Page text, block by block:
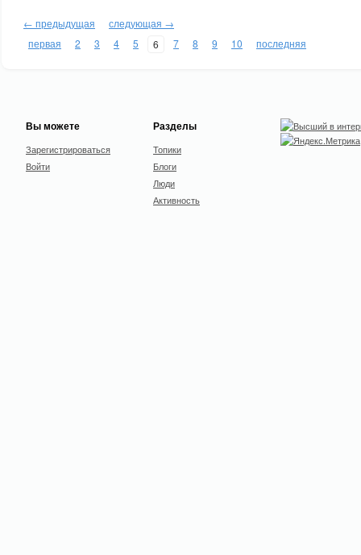
← предыдущая
следующая →
первая
2 3 4 5 6 7 8 9 10 последняя
Вы можете
Зарегистрироваться
Войти
Разделы
Топики
Блоги
Люди
Активность